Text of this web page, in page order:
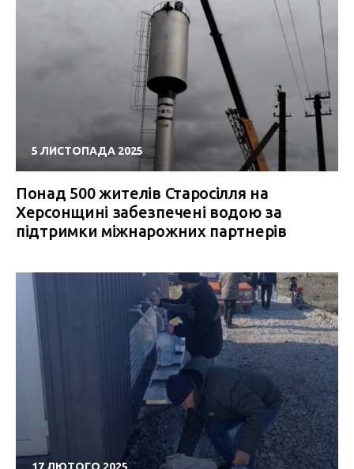
5 ЛИСТОПАДА 2025
Понад 500 жителів Старосілля на
Херсонщині забезпечені водою за
підтримки міжнарожних партнерів